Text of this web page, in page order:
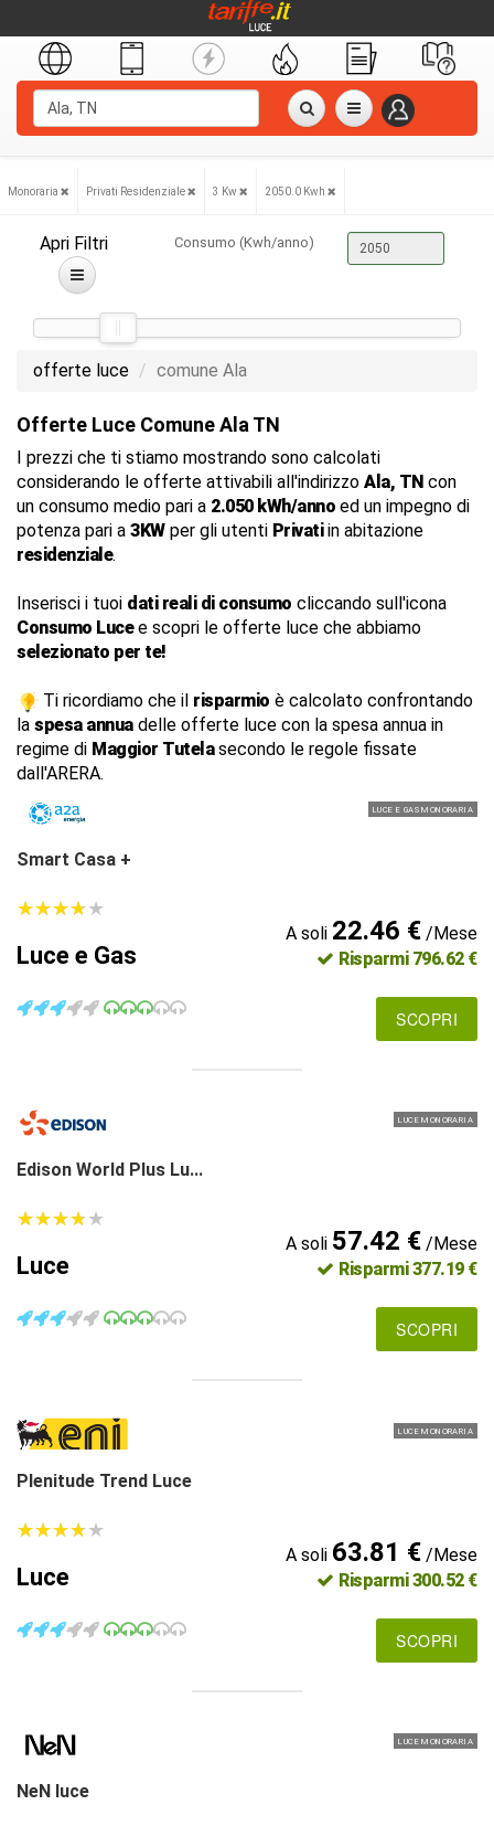
Monoraria Privati Residenziale 3 Kw 2050.0 Kwh
Apri Filtri Consumo (Kwh/anno)
offerte luce comune Ala
Offerte Luce Comune Ala TN
I prezzi che ti stiamo mostrando sono calcolati
considerando le offerte attivabili all'indirizzo Ala, TNcon
un consumo medio pari a 2.050 kWh/anno ed un impegno di
potenza pari a 3KWper gli utenti Privatiin abitazione
residenziale.
Inserisci i tuoi dati reali di consumo cliccando sull'icona
Consumo Lucee scopri le offerte luce che abbiamo
selezionato per te!
Ti ricordiamo che il risparmio è calcolato confrontando
la spesa annuadelle offerte luce con la spesa annua in
regime di Maggior Tutelasecondo le regole fissate
dall'ARERA.
LUCE E GAS MONORARIA
Smart Casa +
★★★★★
★★★★★
Luce e Gas
A soli 22.46 €/Mese
Risparmi 796.62 €
SCOPRI
LUCE MONORARIA
Edison World Plus Lu...
★★★★★
★★★★★
Luce
A soli 57.42 €/Mese
Risparmi 377.19 €
SCOPRI
LUCE MONORARIA
Plenitude Trend Luce
★★★★★
★★★★★
Luce
A soli 63.81 €/Mese
Risparmi 300.52 €
SCOPRI
LUCE MONORARIA
NeN luce